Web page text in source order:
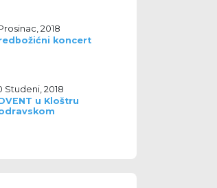
2018
koncert
Studeni, 2018
u Kloštru